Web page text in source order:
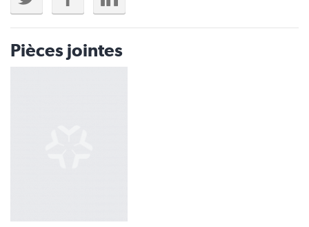
Pièces jointes